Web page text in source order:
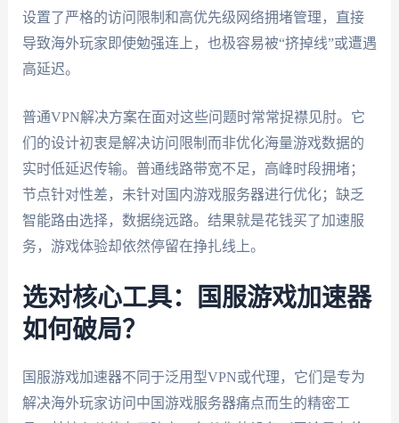
设置了严格的访问限制和高优先级网络拥堵管理，直接
导致海外玩家即使勉强连上，也极容易被“挤掉线”或遭遇
高延迟。
普通VPN解决方案在面对这些问题时常常捉襟见肘。它
们的设计初衷是解决访问限制而非优化海量游戏数据的
实时低延迟传输。普通线路带宽不足，高峰时段拥堵；
节点针对性差，未针对国内游戏服务器进行优化；缺乏
智能路由选择，数据绕远路。结果就是花钱买了加速服
务，游戏体验却依然停留在挣扎线上。
选对核心工具：国服游戏加速器
如何破局？
国服游戏加速器不同于泛用型VPN或代理，它们是专为
解决海外玩家访问中国游戏服务器痛点而生的精密工